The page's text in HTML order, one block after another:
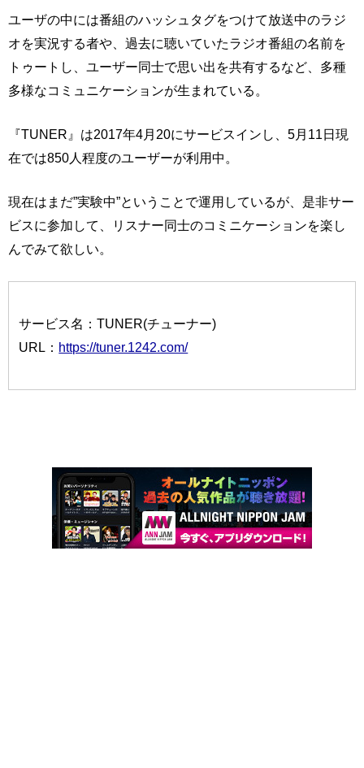
ユーザの中には番組のハッシュタグをつけて放送中のラジ
オを実況する者や、過去に聴いていたラジオ番組の名前を
トゥートし、ユーザー同士で思い出を共有するなど、多種
多様なコミュニケーションが生まれている。
『TUNER』は2017年4月20にサービスインし、5月11日現
在では850人程度のユーザーが利用中。
現在はまだ”実験中”ということで運用しているが、是非サー
ビスに参加して、リスナー同士のコミニケーションを楽し
んでみて欲しい。
サービス名：TUNER(チューナー)
URL： https://tuner.1242.com/